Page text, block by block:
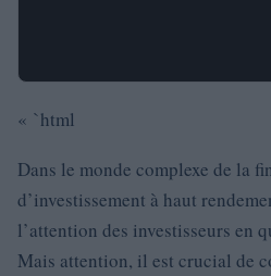
« `html
Dans le monde complexe de la
d’investissement à haut
l’attention des investisseurs en
Mais attention, il est crucial de